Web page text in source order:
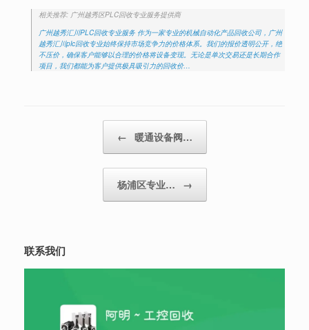
相关推荐: 广州越秀区PLC回收专业服务提供商
广州越秀汇川PLC回收专业服务 作为一家专业的机械自动化产品回收公司，广州
越秀汇川plc回收专业始终保持市场竞争力的价格体系。我们的报价透明公开，绝
不压价，确保客户能够以合理的价格将设备变现。无论是单次交易还是长期合作
项目，我们都能为客户提供极具吸引力的回收价…
← 暖通设备阀…
杨浦区专业… →
联系我们